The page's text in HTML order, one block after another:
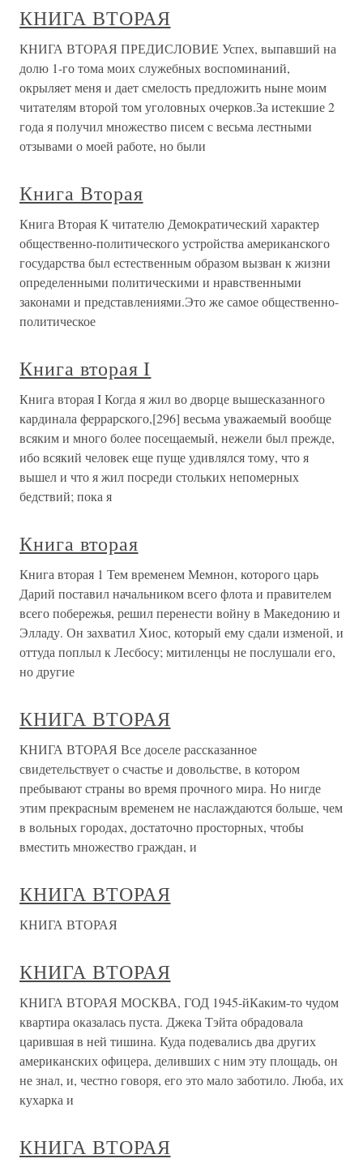
КНИГА ВТОРАЯ
КНИГА ВТОРАЯ ПРЕДИСЛОВИЕ Успех, выпавший на
долю 1-го тома моих служебных воспоминаний,
окрыляет меня и дает смелость предложить ныне моим
читателям второй том уголовных очерков.За истекшие 2
года я получил множество писем с весьма лестными
отзывами о моей работе, но были
Книга Вторая
Книга Вторая К читателю Демократический характер
общественно-политического устройства американского
государства был естественным образом вызван к жизни
определенными политическими и нравственными
законами и представлениями.Это же самое общественно-
политическое
Книга вторая I
Книга вторая I Когда я жил во дворце вышесказанного
кардинала феррарского,[296] весьма уважаемый вообще
всяким и много более посещаемый, нежели был прежде,
ибо всякий человек еще пуще удивлялся тому, что я
вышел и что я жил посреди стольких непомерных
бедствий; пока я
Книга вторая
Книга вторая 1 Тем временем Мемнон, которого царь
Дарий поставил начальником всего флота и правителем
всего побережья, решил перенести войну в Македонию и
Элладу. Он захватил Хиос, который ему сдали изменой, и
оттуда поплыл к Лесбосу; митиленцы не послушали его,
но другие
КНИГА ВТОРАЯ
КНИГА ВТОРАЯ Все доселе рассказанное
свидетельствует о счастье и довольстве, в котором
пребывают страны во время прочного мира. Но нигде
этим прекрасным временем не наслаждаются больше, чем
в вольных городах, достаточно просторных, чтобы
вместить множество граждан, и
КНИГА ВТОРАЯ
КНИГА ВТОРАЯ
КНИГА ВТОРАЯ
КНИГА ВТОРАЯ МОСКВА, ГОД 1945-йКаким-то чудом
квартира оказалась пуста. Джека Тэйта обрадовала
царившая в ней тишина. Куда подевались два других
американских офицера, деливших с ним эту площадь, он
не знал, и, честно говоря, его это мало заботило. Люба, их
кухарка и
КНИГА ВТОРАЯ